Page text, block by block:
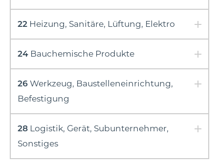
22 Heizung, Sanitäre, Lüftung, Elektro
24 Bauchemische Produkte
26 Werkzeug, Baustelleneinrichtung,
Befestigung
28 Logistik, Gerät, Subunternehmer,
Sonstiges